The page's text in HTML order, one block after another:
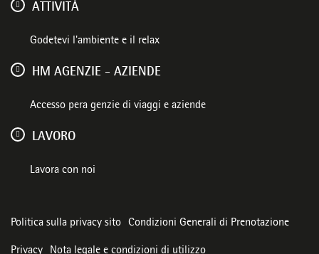
ATTIVITÀ
Godetevi l'ambiente e il relax
HM AGENZIE - AZIENDE
Accesso pera genzie di viaggi e aziende
LAVORO
Lavora con noi
Politica sulla privacy sito Condizioni Generali di Prenotazione
Privacy Nota legale e condizioni di utilizzo